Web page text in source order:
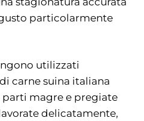
particolarmente
utilizzati
carne suina italiana
parti magre e pregiate
delicatamente,